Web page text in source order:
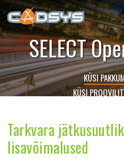
SELECT
KÜSI
KÜSI
Tarkvara
lisavõimalused